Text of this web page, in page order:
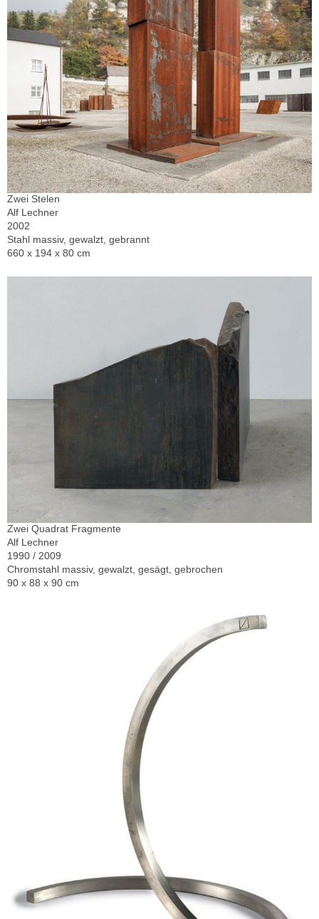
Zwei Stelen
Alf Lechner
2002
Stahl massiv, gewalzt, gebrannt
660 x 194 x 80 cm
Zwei Quadrat Fragmente
Alf Lechner
1990 / 2009
Chromstahl massiv, gewalzt, gesägt, gebrochen
90 x 88 x 90 cm